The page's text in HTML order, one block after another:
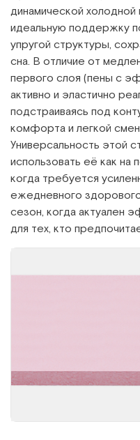
динамической
идеальную поддержку
упругой структуры,
сна. В отличие от
первого слоя (пены с
активно и эластично
подстраиваясь под
комфорта и легкой
Универсальность этой
использовать её как на
когда требуется
ежедневного
сезон, когда актуален
для тех, кто